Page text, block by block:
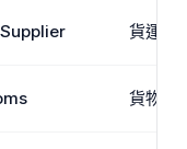
貨運已
貨物已